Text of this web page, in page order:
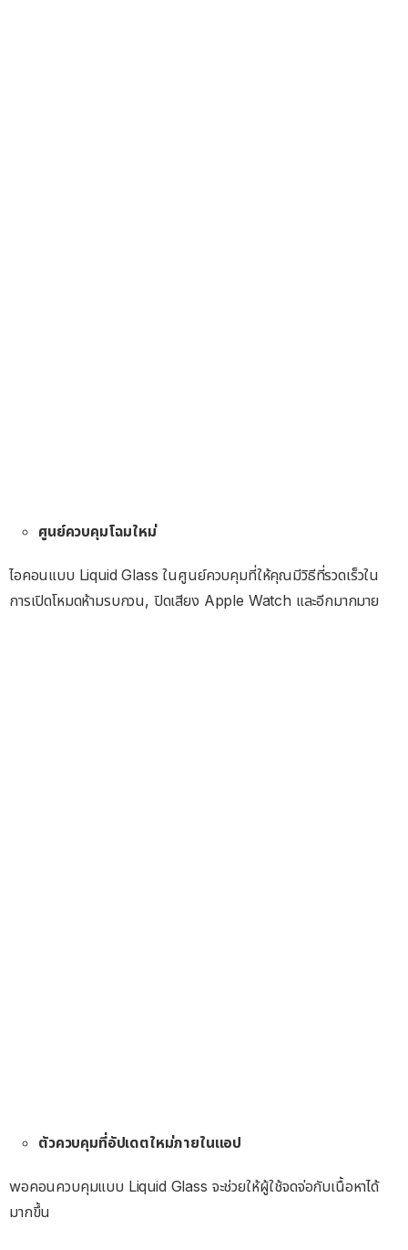
ศูนย์ควบคุมโฉมใหม่
ไอคอนแบบ Liquid Glass ในศูนย์ควบคุมที่ให้คุณมีวิธีที่รวดเร็วใน
การเปิดโหมดห้ามรบกวน, ปิดเสียง Apple Watch และอีกมากมาย
ตัวควบคุมที่อัปเดตใหม่ภายในแอป
wอคอนควบคุมแบบ Liquid Glass จะช่วยให้ผู้ใช้จดจ่อกับเนื้อหาได้
มากขึ้น